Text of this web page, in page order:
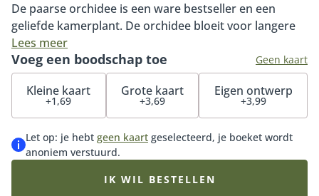
De paarse orchidee is een ware bestseller en een
geliefde kamerplant. De orchidee bloeit voor langere
tijd en gaat, met de juiste verzorging en een dosis
liefde, jarenlang mee. Inclusief pot (deze kan afwijken
van de getoonde pot op de foto).
Lees meer
Voeg een boodschap toe Geen kaart
Kleine kaart
+1,69
Grote kaart
+3,69
Eigen ontwerp
+3,99
Let op: je hebt geen kaart geselecteerd, je boeket wordt
anoniem verstuurd.
IK WIL BESTELLEN